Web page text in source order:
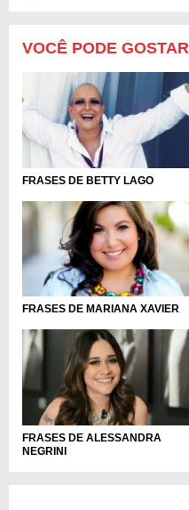
VOCÊ PODE GOSTAR
FRASES DE BETTY LAGO
FRASES DE MARIANA XAVIER
FRASES DE ALESSANDRA
NEGRINI